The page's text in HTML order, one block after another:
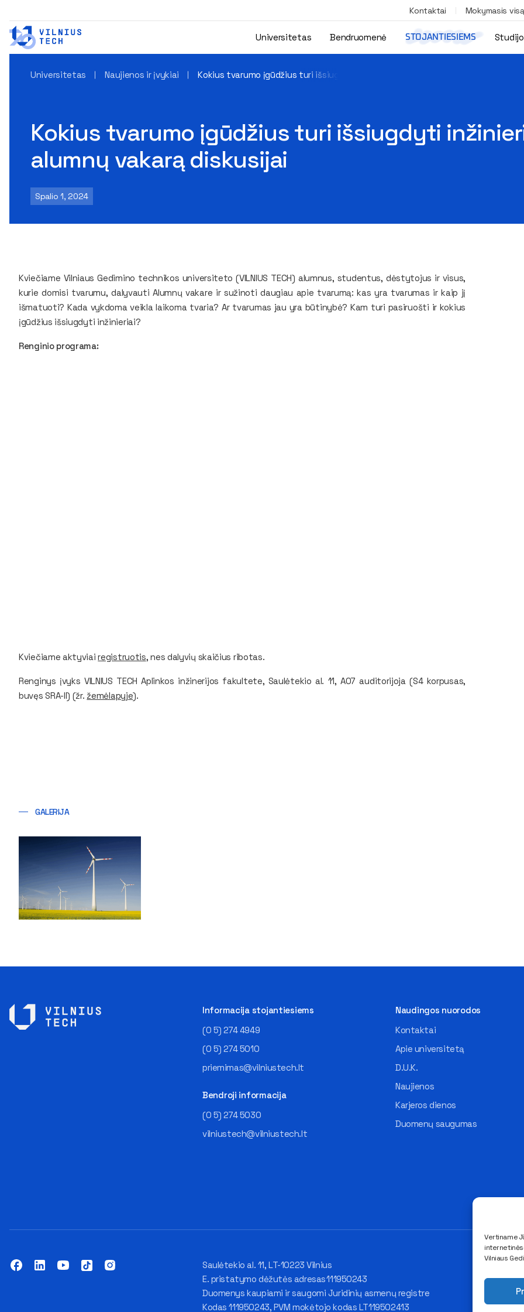
Vertiname
Vilniaus
Kontaktai Mokymasis
Universitetas Bendruomenė STOJANTIESIEMS
Universitetas Naujienos ir įvykiai Kokius tvarumo įgūdžius turi išsiugdyti inžinieriai? Kviečiame į alumnų vakarą
Kokius tvarumo įgūdžius turi išsiugdyti
alumnų vakarą diskusijai
Spalio 1, 2024
Kviečiame Vilniaus Gedimino technikos universiteto (VILNIUS TECH) alumnus, studentus, dėstytojus ir visus,
kurie domisi tvarumu, dalyvauti Alumnų vakare ir sužinoti daugiau apie tvarumą: kas yra tvarumas ir kaip jį
išmatuoti? Kada vykdoma veikla laikoma tvaria? Ar tvarumas jau yra būtinybė? Kam turi pasiruošti ir kokius
įgūdžius išsiugdyti inžinieriai?
Renginio programa:
Kviečiame aktyviairegistruotis, nes dalyvių skaičius ribotas.
Renginys įvyks VILNIUS TECH Aplinkos inžinerijos fakultete, Saulėtekio al. 11, A07 auditorijoja (S4 korpusas,
buvęs SRA-II) (žr. žemėlapyje).
GALERIJA
Informacija stojantiesiems
(0 5) 274 4949
(0 5) 274 5010
priemimas@vilniustech.lt
Bendroji informacija
(0 5) 274 5030
vilniustech@vilniustech.lt
Naudingos nuorodos
Kontaktai
Apie universitetą
D.U.K.
Naujienos
Karjeros dienos
Duomenų saugumas
Saulėtekio al. 11, LT-10223 Vilnius
E. pristatymo dėžutės adresas 111950243
Duomenys kaupiami ir saugomi Juridinių asmenų registre
Kodas 111950243, PVM mokėtojo kodas LT119502413